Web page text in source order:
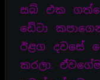
සබ් එක
ඩේටා
ඊළග දවසේ
කරලා.